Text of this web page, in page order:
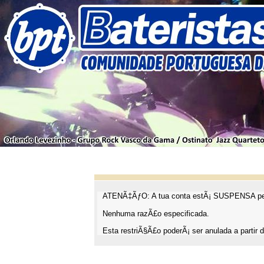
ATENÃ‡ÃƒO: A tua conta estÃ¡ SUSPENSA
Nenhuma razÃ£o especificada.
Esta restriÃ§Ã£o poderÃ¡ ser anulada a partir